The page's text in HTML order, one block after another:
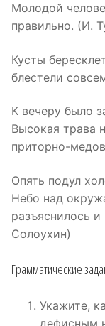
Молодой
правильно. (И.
Кусты
блестели
К вечеру было
Высокая трава
приторно-
Опять подул
Небо над
разъяснилось
Солоухин)
Грамматические
Укажите,
дефисным